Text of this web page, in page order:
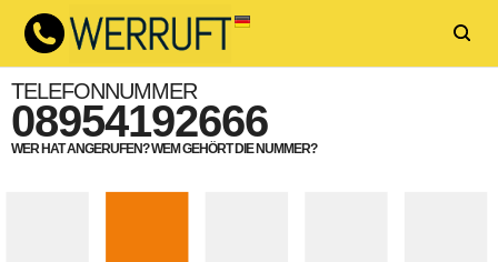
TELEFONNUMMER
08954192666
WER HAT ANGERUFEN? WEM GEHÖRT DIE NUMMER?